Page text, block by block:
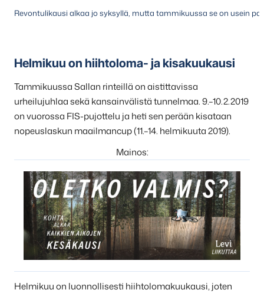
Revontulikausi alkaa jo syksyllä, mutta tammikuussa se on usein
Helmikuu on hiihtoloma- ja kisakuukausi
Tammikuussa Sallan rinteillä on aistittavissa
urheilujuhlaa sekä kansainvälistä tunnelmaa. 9.–10.2.2019
on vuorossa FIS-pujottelu ja heti sen perään kisataan
nopeuslaskun maailmancup (11.–14. helmikuuta 2019).
Mainos:
Helmikuu on luonnollisesti hiihtolomakuukausi, joten